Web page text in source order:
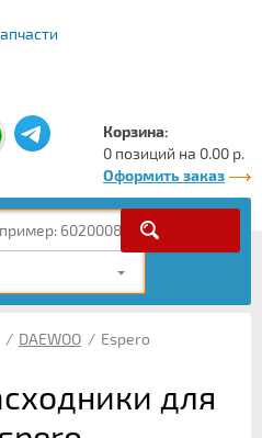
Корзина:
0 позиций на 0.00 р.
Оформить заказ
/ DAEWOO / Espero
для